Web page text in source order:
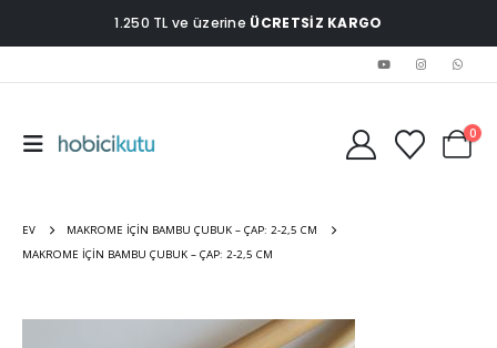
1.250 TL ve üzerine ÜCRETSİZ KARGO
0
EV
MAKROME İÇIN BAMBU ÇUBUK – ÇAP: 2-2,5 CM
MAKROME IÇIN BAMBU ÇUBUK – ÇAP: 2-2,5 CM